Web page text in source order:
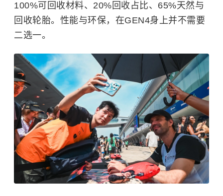
100%可回收材料、20%回收占比、65%天然与
回收轮胎。性能与环保，在GEN4身上并不需要
二选一。